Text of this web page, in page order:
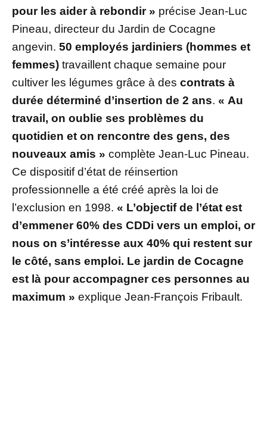
pour les aider à rebondir » précise Jean-Luc
Pineau, directeur du Jardin de Cocagne
angevin. 50 employés jardiniers (hommes et
femmes) travaillent chaque semaine pour
cultiver les légumes grâce à des contrats à
durée déterminé d’insertion de 2 ans. « Au
travail, on oublie ses problèmes du
quotidien et on rencontre des gens, des
nouveaux amis » complète Jean-Luc Pineau.
Ce dispositif d’état de réinsertion
professionnelle a été créé après la loi de
l’exclusion en 1998. « L’objectif de l’état est
d’emmener 60% des CDDi vers un emploi, or
nous on s’intéresse aux 40% qui restent sur
le côté, sans emploi. Le jardin de Cocagne
est là pour accompagner ces personnes au
maximum » explique Jean-François Fribault.